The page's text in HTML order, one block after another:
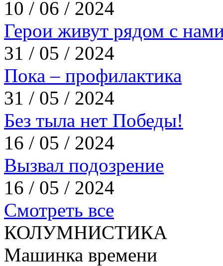
10 / 06 / 2024
Герои живут рядом с
31 / 05 / 2024
Пока – профилактика
31 / 05 / 2024
Без тыла нет Победы!
16 / 05 / 2024
Вызвал подозрение
16 / 05 / 2024
Смотреть все
КОЛУМНИСТИКА
Машинка времени